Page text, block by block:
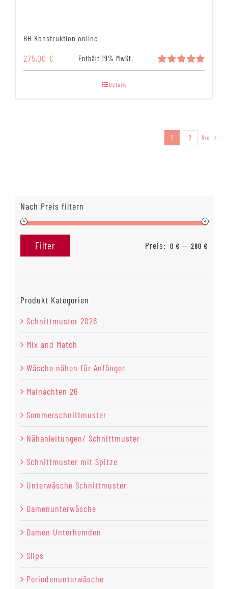
BH Konstruktion online
Bewertet
275,00 € Enthält 19% MwSt.
Details
1 2 Vor
Nach Preis filtern
Filter Preis: 0 € — 280 €
Produkt Kategorien
Schnittmuster 2026
Mix and Match
Wäsche nähen für Anfänger
Mainachten 26
Sommerschnittmuster
Nähanleitungen/ Schnittmuster
Schnittmuster mit Spitze
Unterwäsche Schnittmuster
Damenunterwäsche
Damen Unterhemden
Slips
Periodenunterwäsche